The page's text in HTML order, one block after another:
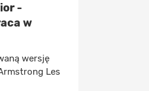
-
w
wersję
Les